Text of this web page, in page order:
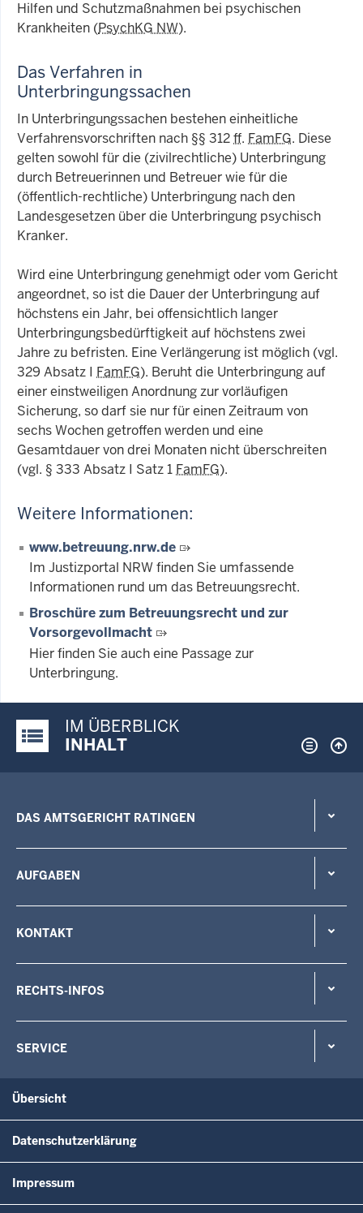
Hilfen und Schutzmaßnahmen bei psychischen
Krankheiten (PsychKG NW).
Das Verfahren in
Unterbringungssachen
In Unterbringungssachen bestehen einheitliche
Verfahrensvorschriften nach §§ 312ff. FamFG. Diese
gelten sowohl für die (zivilrechtliche) Unterbringung
durch Betreuerinnen und Betreuer wie für die
(öffentlich-rechtliche) Unterbringung nach den
Landesgesetzen über die Unterbringung psychisch
Kranker.
Wird eine Unterbringung genehmigt oder vom Gericht
angeordnet, so ist die Dauer der Unterbringung auf
höchstens ein Jahr, bei offensichtlich langer
Unterbringungsbedürftigkeit auf höchstens zwei
Jahre zu befristen. Eine Verlängerung ist möglich (vgl.
329 Absatz I FamFG). Beruht die Unterbringung auf
einer einstweiligen Anordnung zur vorläufigen
Sicherung, so darf sie nur für einen Zeitraum von
sechs Wochen getroffen werden und eine
Gesamtdauer von drei Monaten nicht überschreiten
(vgl. § 333 Absatz I Satz 1 FamFG).
Weitere Informationen:
www.betreuung.nrw.de
Im Justizportal NRW finden Sie umfassende
Informationen rund um das Betreuungsrecht.
Broschüre zum Betreuungsrecht und zur
Vorsorgevollmacht
Hier finden Sie auch eine Passage zur
Unterbringung.
Justiz-Portal im Überblick:
IM ÜBERBLICK
INHALT
DAS AMTSGERICHT RATINGEN
AUFGABEN
KONTAKT
RECHTS-INFOS
SERVICE
Übersicht
Datenschutzerklärung
Impressum